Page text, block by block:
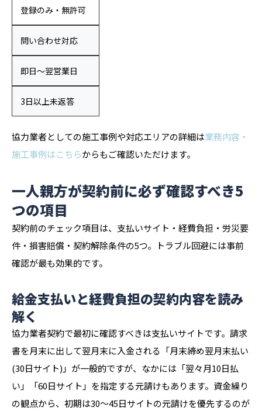
登録のみ・無許可
問い合わせ対応
即日〜翌営業日
3日以上未返答
協力業者としての施工事例や対応エリアの詳細は業務内容・
施工事例はこちらからもご確認いただけます。
一人親方が契約前に必ず確認すべき5
つの項目
契約前のチェック項目は、支払いサイト・経費負担・労災要
件・損害賠償・契約解除条件の5つ。トラブル回避には事前
確認が最も効果的です。
給金支払いと経費負担の契約内容を読み
解く
協力業者契約で最初に確認すべきは支払いサイトです。請求
書を月末に出して翌月末に入金される「月末締め翌月末払い
(30日サイト)」が一般的ですが、なかには「翌々月10日払
い」「60日サイト」を指定する元請けもあります。資金繰り
の観点から、初期は30〜45日サイトの元請けを優先するのが